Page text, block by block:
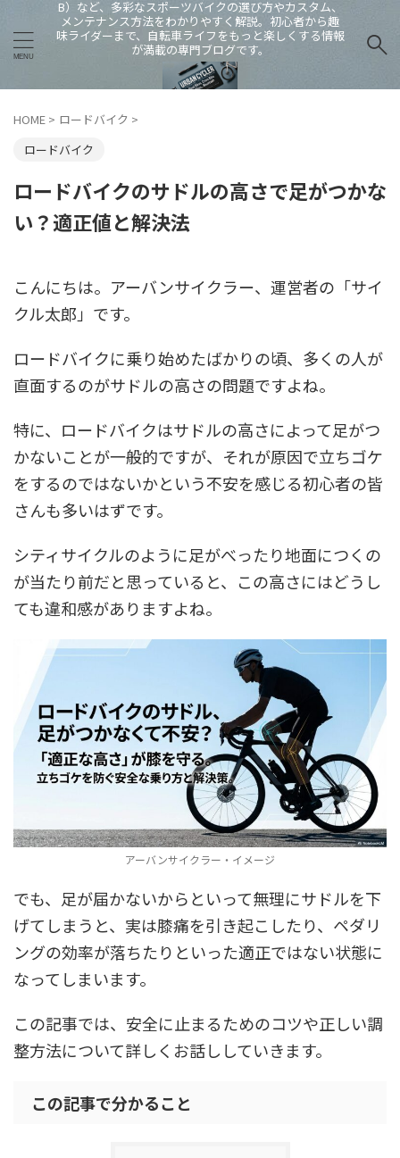
B）など、多彩なスポーツバイクの選び方やカスタム、
メンテナンス方法をわかりやすく解説。初心者から趣
味ライダーまで、自転車ライフをもっと楽しくする情報
が満載の専門ブログです。
HOME > ロードバイク >
ロードバイク
ロードバイクのサドルの高さで足がつかな
い？適正値と解決法
こんにちは。アーバンサイクラー、運営者の「サイ
クル太郎」です。
ロードバイクに乗り始めたばかりの頃、多くの人が
直面するのがサドルの高さの問題ですよね。
特に、ロードバイクはサドルの高さによって足がつ
かないことが一般的ですが、それが原因で立ちゴケ
をするのではないかという不安を感じる初心者の皆
さんも多いはずです。
シティサイクルのように足がべったり地面につくの
が当たり前だと思っていると、この高さにはどうし
ても違和感がありますよね。
アーバンサイクラー・イメージ
でも、足が届かないからといって無理にサドルを下
げてしまうと、実は膝痛を引き起こしたり、ペダリ
ングの効率が落ちたりといった適正ではない状態に
なってしまいます。
この記事では、安全に止まるためのコツや正しい調
整方法について詳しくお話ししていきます。
この記事で分かること